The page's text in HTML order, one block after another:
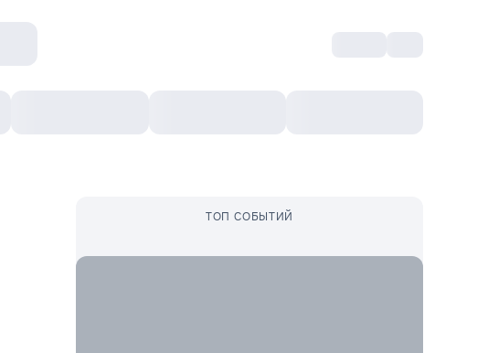
ТОП СОБЫТИЙ